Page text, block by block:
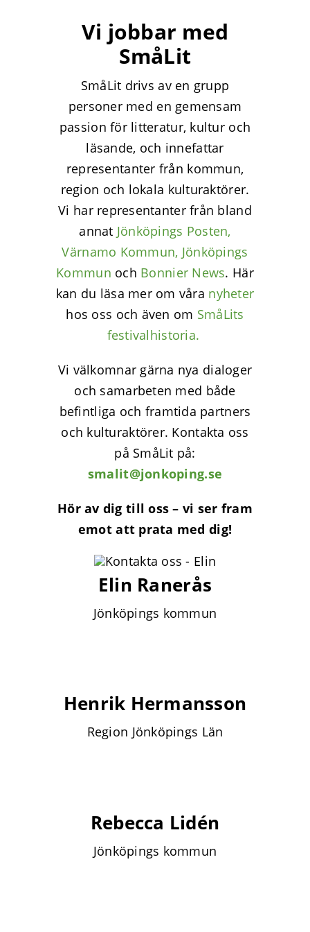
Vi jobbar med
SmåLit
SmåLit drivs av en grupp
personer med en gemensam
passion för litteratur, kultur och
läsande, och innefattar
representanter från kommun,
region och lokala kulturaktörer.
Vi har representanter från bland
annat Jönköpings Posten,
Värnamo Kommun, Jönköpings
Kommun och Bonnier News. Här
kan du läsa mer om våra nyheter
hos oss och även om SmåLits
festivalhistoria.
Vi välkomnar gärna nya dialoger
och samarbeten med både
befintliga och framtida partners
och kulturaktörer. Kontakta oss
på SmåLit på:
smalit@jonkoping.se
Hör av dig till oss – vi ser fram
emot att prata med dig!
Elin Ranerås
Jönköpings kommun
Henrik Hermansson
Region Jönköpings Län
Rebecca Lidén
Jönköpings kommun